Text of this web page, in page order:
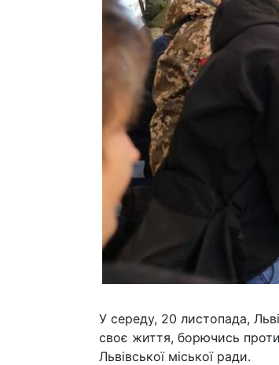
У середу, 20 листопада,
своє життя, борючись
Львівської міської ради.